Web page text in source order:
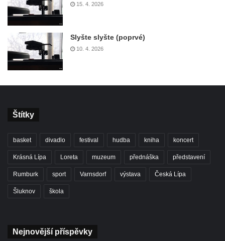
15. 4. 2026
Slyšte slyšte (poprvé)
10. 4. 2026
Štítky
basket divadlo festival hudba kniha koncert
Krásná Lípa Loreta muzeum přednáška představení
Rumburk sport Varnsdorf výstava Česká Lípa
Šluknov škola
Nejnovější příspěvky